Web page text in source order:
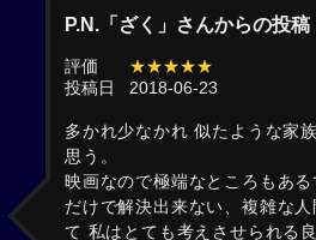
P.N.「ざく」さんからの投稿
評価
★★★★★
投稿日
2018-06-23
多かれ少なかれ 似たような家
思う。
映画なので極端なところもあ
だけで解決出来ない、複雑な
て 私はとても考えさせられる